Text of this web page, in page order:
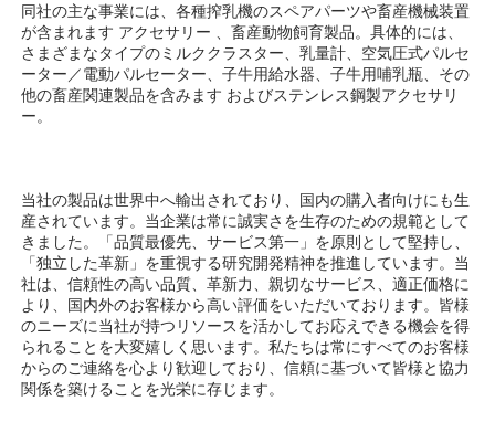
同社の主な事業には、各種搾乳機のスペアパーツや畜産機械装置
が含まれます アクセサリー 、畜産動物飼育製品。具体的には、
さまざまなタイプのミルククラスター、乳量計、空気圧式パルセ
ーター／電動パルセーター、子牛用給水器、子牛用哺乳瓶、その
他の畜産関連製品を含みます およびステンレス鋼製アクセサリ
ー。
当社の製品は世界中へ輸出されており、国内の購入者向けにも生
産されています。当企業は常に誠実さを生存のための規範として
きました。「品質最優先、サービス第一」を原則として堅持し、
「独立した革新」を重視する研究開発精神を推進しています。当
社は、信頼性の高い品質、革新力、親切なサービス、適正価格に
より、国内外のお客様から高い評価をいただいております。皆様
のニーズに当社が持つリソースを活かしてお応えできる機会を得
られることを大変嬉しく思います。私たちは常にすべてのお客様
からのご連絡を心より歓迎しており、信頼に基づいて皆様と協力
関係を築けることを光栄に存じます。